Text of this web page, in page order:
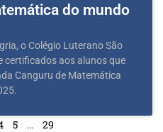
do mundo
o Colégio Luterano São
certificados aos alunos que
Canguru de Matemática
5 … 29